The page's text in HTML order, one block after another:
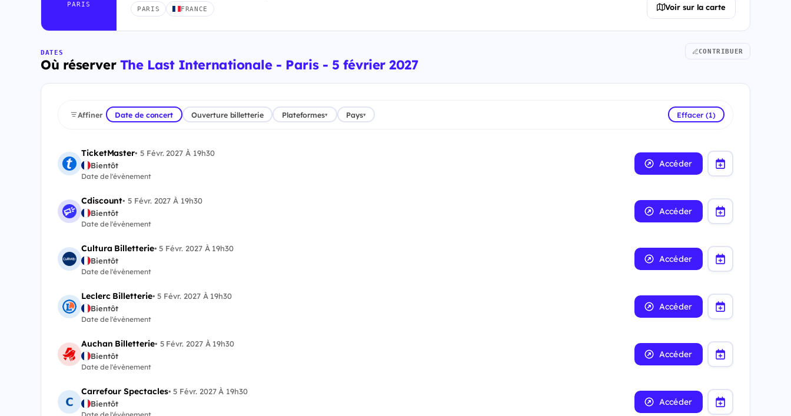
PARIS
PARIS FRANCE Voir sur la carte
DATES
Où réserver The Last Internationale - Paris - 5 février 2027
CONTRIBUER
Affiner Date de concert Ouverture billetterie Plateformes▾ Pays▾ Effacer (1)
TicketMaster• 5 Févr. 2027 À 19h30
Bientôt
Date de l'évènement
Accéder
Cdiscount•5 Févr. 2027 À 19h30
Bientôt
Date de l'évènement
Accéder
Cultura Billetterie•5 Févr. 2027 À 19h30
Bientôt
Date de l'évènement
Accéder
Leclerc Billetterie•5 Févr. 2027 À 19h30
Bientôt
Date de l'évènement
Accéder
Auchan Billetterie• 5 Févr. 2027 À 19h30
Bientôt
Date de l'évènement
Accéder
Carrefour Spectacles•5 Févr. 2027 À 19h30
Bientôt
Date de l'évènement
Accéder